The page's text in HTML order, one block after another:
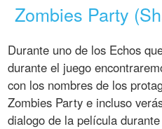
Zombies Party
Durante uno de los Echos
durante el juego
con los nombres de los
Zombies Party e incluso
dialogo de la película